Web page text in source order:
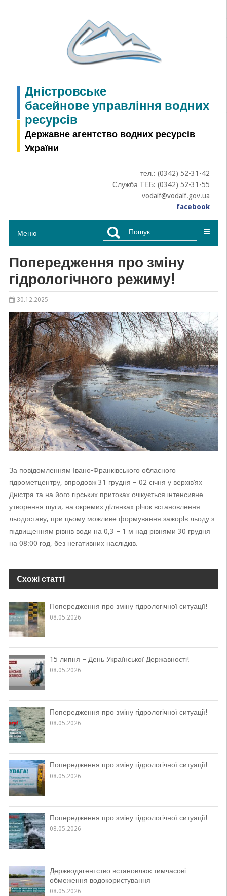
Дністровське
басейнове управління водних
ресурсів
Державне агентство водних ресурсів
України
тел.: (0342) 52-31-42
Служба ТЕБ: (0342) 52-31-55
vodaif@vodaif.gov.ua
facebook
Меню
Пошук:
Попередження про зміну
гідрологічного режиму!
30.12.2025
За повідомленням Івано-Франківського обласного
гідрометцентру, впродовж 31 грудня – 02 сiчня у верхiв’ях
Днiстра та на його гiрських притоках очiкується iнтенсивне
утворення шуги, на окремих дiлянках рiчок встановлення
льодоставу, при цьому можливе формування зажорiв льоду з
пiдвищенням рiвнiв води на 0,3 – 1 м над рiвнями 30 грудня
на 08:00 год, без негативних наслiдкiв.
Cхожі статті
Попередження про зміну гідрологічної ситуації!
08.05.2026
15 липня – День Української Державності!
08.05.2026
Попередження про зміну гідрологічної ситуації!
08.05.2026
Попередження про зміну гідрологічної ситуації!
08.05.2026
Попередження про зміну гідрологічної ситуації!
08.05.2026
Держводагентство встановлює тимчасові
обмеження водокористування
08.05.2026